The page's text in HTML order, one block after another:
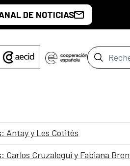
DE NOTICIAS
Barre
Antay y Les Cotités
Carlos Cruzalegui y Fabiana